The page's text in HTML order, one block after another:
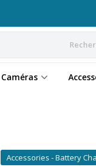
Caméras
Accessories - Battery